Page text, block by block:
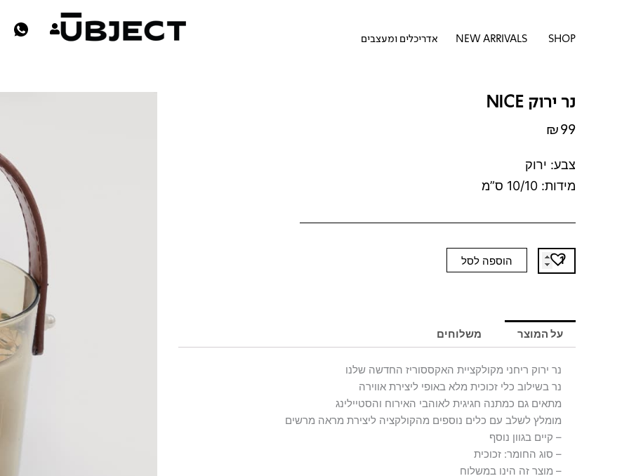
SHOP פתח SHOPNEW ARRIVALS אדריכלים ומעצבים
נר ירוק NICE
₪99
צבע: ירוק
מידות: 10/10 ס”מ
כמות
של
NICE
הוספה לסל
על המוצר משלוחים
נר ירוק ריחני מקולקציית האקססוריז החדשה שלנו
נר בשילוב כלי זכוכית מלא באופי ליצירת אווירה
מתאים גם כמתנה חגיגית לאוהבי האירוח והסטיילינג
מומלץ לשלב עם כלים נוספים מהקולקציה ליצירת מראה מרשים
– קיים בגוון נוסף
– סוג החומר: זכוכית
– מוצר זה הינו במשלוח